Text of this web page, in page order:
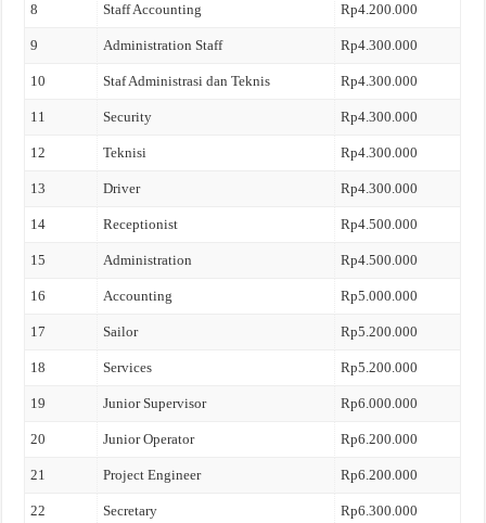
8 Staff Accounting Rp4.200.000
9 Administration Staff Rp4.300.000
10 Staf Administrasi dan Teknis Rp4.300.000
11 Security Rp4.300.000
12 Teknisi Rp4.300.000
13 Driver Rp4.300.000
14 Receptionist Rp4.500.000
15 Administration Rp4.500.000
16 Accounting Rp5.000.000
17 Sailor Rp5.200.000
18 Services Rp5.200.000
19 Junior Supervisor Rp6.000.000
20 Junior Operator Rp6.200.000
21 Project Engineer Rp6.200.000
22 Secretary Rp6.300.000